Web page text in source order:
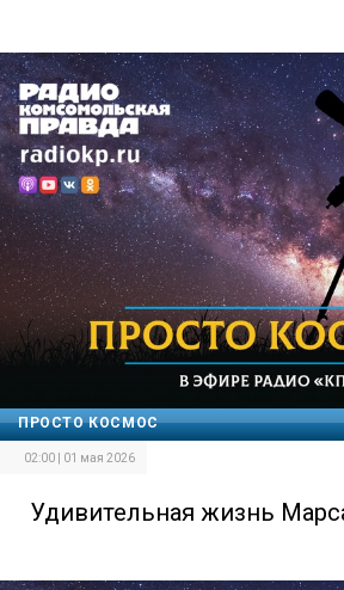
ПРОСТО КОСМОС
02:00 | 01 мая 2026
Удивительная жизнь